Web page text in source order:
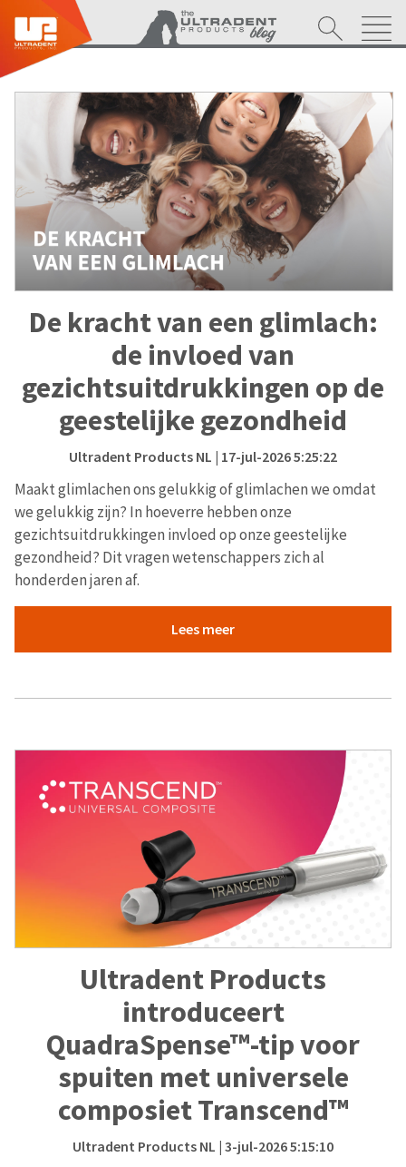
De kracht van een glimlach:
de invloed van
gezichtsuitdrukkingen op de
geestelijke gezondheid
Ultradent Products NL | 17-jul-2026 5:25:22
Maakt glimlachen ons gelukkig of glimlachen we omdat
we gelukkig zijn? In hoeverre hebben onze
gezichtsuitdrukkingen invloed op onze geestelijke
gezondheid? Dit vragen wetenschappers zich al
honderden jaren af.
Lees meer
Ultradent Products
introduceert
QuadraSpense™-tip voor
spuiten met universele
composiet Transcend™
Ultradent Products NL | 3-jul-2026 5:15:10